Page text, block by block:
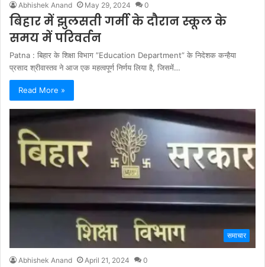
Abhishek Anand May 29, 2024 0
बिहार में झुलसती गर्मी के दौरान स्कूल के
समय में परिवर्तन
Patna : बिहार के शिक्षा विभाग ”Education Department” के निदेशक कन्हैया
प्रसाद श्रीवास्तव ने आज एक महत्वपूर्ण निर्णय लिया है, जिसमें…
Read More »
समाचार
Abhishek Anand April 21, 2024 0